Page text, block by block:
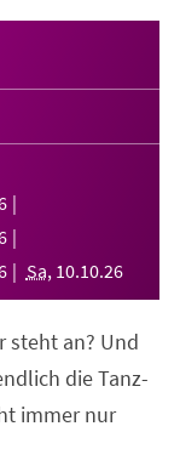
Sa, 10.10.26
steht an? Und
die Tanz-
immer nur